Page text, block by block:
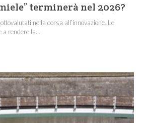
terminerà nel 2026?
nella corsa all’innovazione. Le
rendere la...